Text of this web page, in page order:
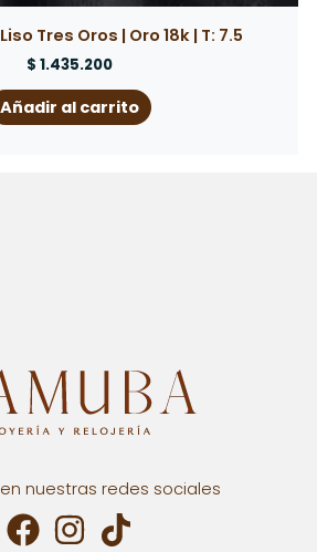
Circones Blancos | Oro 18k
$ 1.435.200
Añadir al carrito
nuestras redes sociales